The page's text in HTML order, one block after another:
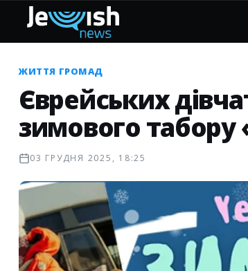
ЖИТТЯ ГРОМАД
Єврейських
зимового табору
03 ГРУДНЯ 2025, 18:25